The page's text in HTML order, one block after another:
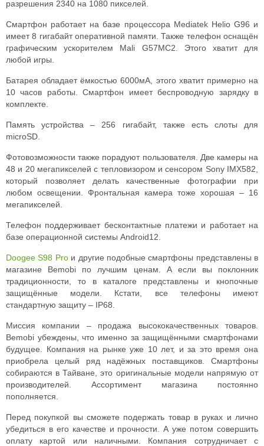
разрешения 2340 на 1080 пикселей.
Смартфон работает на базе процессора Mediatek Helio G96 и
имеет 8 гигабайт оперативной памяти. Также телефон оснащён
графическим ускорителем Mali G57MC2. Этого хватит для
любой игры.
Батарея обладает ёмкостью 6000мА, этого хватит примерно на
10 часов работы. Смартфон имеет беспроводную зарядку в
комплекте.
Память устройства – 256 гигабайт, также есть слоты для
microSD.
Фотовозможности также порадуют пользователя. Две камеры на
48 и 20 мегапикселей с тепловизором и сенсором Sony IMX582,
который позволяет делать качественные фотографии при
любом освещении. Фронтальная камера тоже хорошая – 16
мегапикселей.
Телефон поддерживает бесконтактные платежи и работает на
базе операционной системы Android12.
Doogee S98 Proи другие подобные смартфоны представлены в
магазине Bemobi по лучшим ценам. А если вы поклонник
традиционности, то в каталоге представлены и кнопочные
защищённые модели. Кстати, все телефоны имеют
стандартную защиту – IP68.
Миссия компании – продажа высококачественных товаров.
Bemobi убеждены, что именно за защищёнными смартфонами
будущее. Компания на рынке уже 10 лет, и за это время она
приобрела целый ряд надёжных поставщиков. Смартфоны
собираются в Тайване, это оригинальные модели напрямую от
производителей. Ассортимент магазина постоянно
пополняется.
Перед покупкой вы сможете подержать товар в руках и лично
убедиться в его качестве и прочности. А уже потом совершить
оплату картой или наличными. Компания сотрудничает с